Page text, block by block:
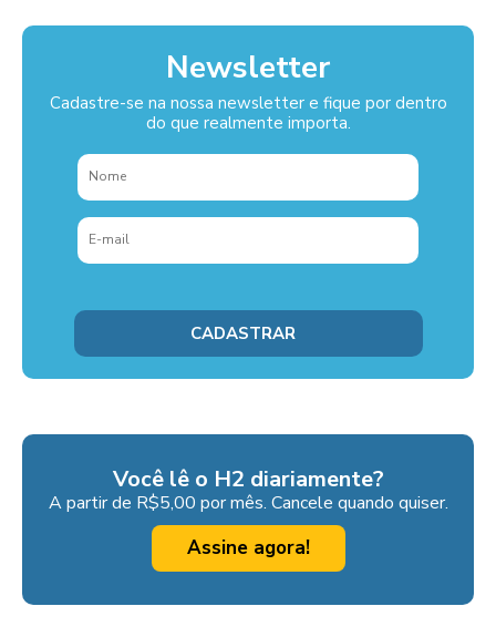
Newsletter
Cadastre-se na nossa newsletter e fique por dentro
do que realmente importa.
Você lê o H2 diariamente?
A partir de R$5,00 por mês. Cancele quando quiser.
Assine agora!